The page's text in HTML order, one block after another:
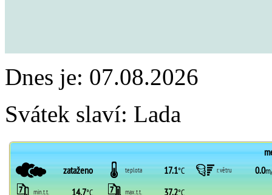
Dnes je: 07.08.2026
Svátek slaví: Lada